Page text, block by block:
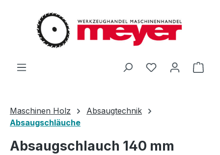
Zum Hauptinhalt springen
Du hast 0
Maschinen Holz
Absaugtechnik
Absaugschläuche
Absaugschlauch 140 mm